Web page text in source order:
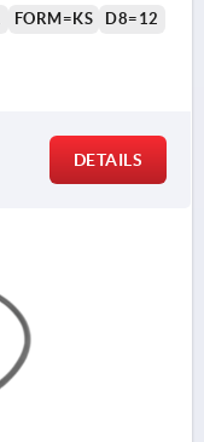
FORM=KS
D8=12
DETAILS